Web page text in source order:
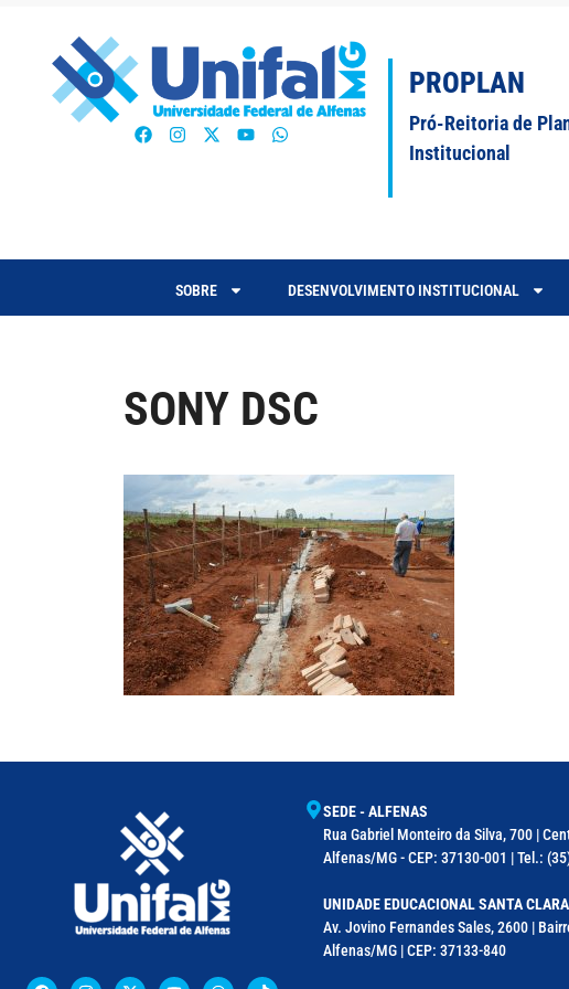
PROPLAN
Pró-Reitoria de
Institucional
SOBRE DESENVOLVIMENTO INSTITUCIONAL
SONY DSC
SEDE - ALFENAS
Rua Gabriel Monteiro da Silva, 700 |
Alfenas/MG - CEP: 37130-001 | Tel.:
UNIDADE EDUCACIONAL SANTA
Av. Jovino Fernandes Sales, 2600 |
Alfenas/MG | CEP: 37133-840